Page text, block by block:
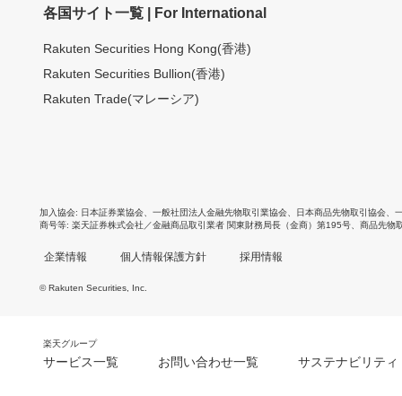
各国サイト一覧 | For International
Rakuten Securities Hong Kong(香港)
Rakuten Securities Bullion(香港)
Rakuten Trade(マレーシア)
加入協会 日本証券業協会 一般社団法人金融先物取引業協会 日本商品先物取引協会
商号等 楽天証券株式会社／金融商品取引業者 関東財務局長（金商）第195号、商品先物
企業情報 個人情報保護方針 採用情報
© Rakuten Securities, Inc.
楽天グループ
サービス一覧 お問い合わせ一覧 サステナビリティ